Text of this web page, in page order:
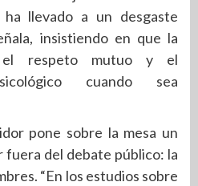
llevado a un desgaste
insistiendo en que la
el respeto mutuo y el
cuando sea
pone sobre la mesa un
fuera del debate público: la
“En los estudios sobre